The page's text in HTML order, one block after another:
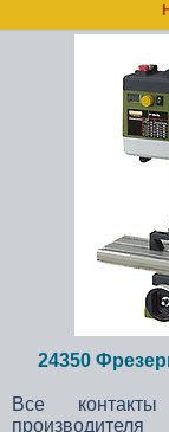
24350
Все
производителя